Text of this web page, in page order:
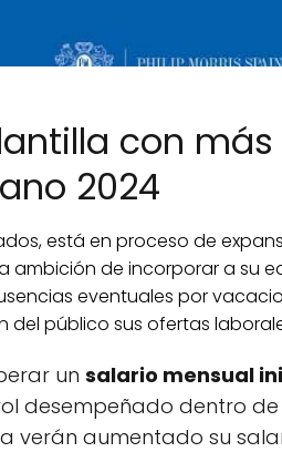
con más
2024
está en proceso de
ambición de incorporar a su
eventuales por
público sus ofertas
un salario mensual
desempeñado dentro
verán aumentado su